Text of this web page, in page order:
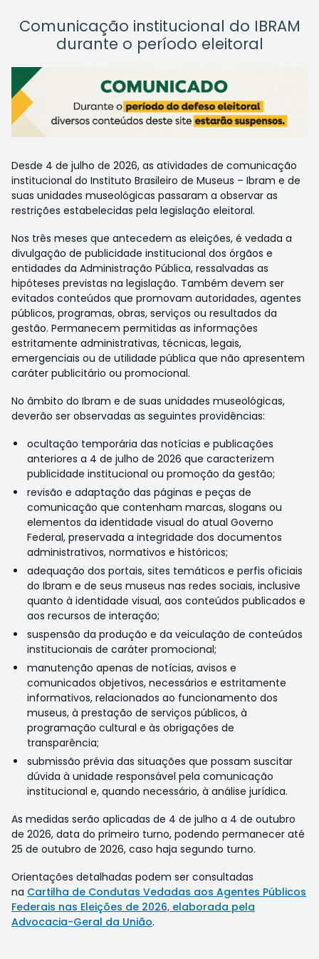
Comunicação institucional do IBRAM
durante o período eleitoral
Desde 4 de julho de 2026, as atividades de comunicação
institucional do Instituto Brasileiro de Museus – Ibram e de
suas unidades museológicas passaram a observar as
restrições estabelecidas pela legislação eleitoral.
Nos três meses que antecedem as eleições, é vedada a
divulgação de publicidade institucional dos órgãos e
entidades da Administração Pública, ressalvadas as
hipóteses previstas na legislação. Também devem ser
evitados conteúdos que promovam autoridades, agentes
públicos, programas, obras, serviços ou resultados da
gestão. Permanecem permitidas as informações
estritamente administrativas, técnicas, legais,
emergenciais ou de utilidade pública que não apresentem
caráter publicitário ou promocional.
No âmbito do Ibram e de suas unidades museológicas,
deverão ser observadas as seguintes providências:
ocultação temporária das notícias e publicações
anteriores a 4 de julho de 2026 que caracterizem
publicidade institucional ou promoção da gestão;
revisão e adaptação das páginas e peças de
comunicação que contenham marcas, slogans ou
elementos da identidade visual do atual Governo
Federal, preservada a integridade dos documentos
administrativos, normativos e históricos;
adequação dos portais, sites temáticos e perfis oficiais
do Ibram e de seus museus nas redes sociais, inclusive
quanto à identidade visual, aos conteúdos publicados e
aos recursos de interação;
suspensão da produção e da veiculação de conteúdos
institucionais de caráter promocional;
manutenção apenas de notícias, avisos e
comunicados objetivos, necessários e estritamente
informativos, relacionados ao funcionamento dos
museus, à prestação de serviços públicos, à
programação cultural e às obrigações de
transparência;
submissão prévia das situações que possam suscitar
dúvida à unidade responsável pela comunicação
institucional e, quando necessário, à análise jurídica.
As medidas serão aplicadas de 4 de julho a 4 de outubro
de 2026, data do primeiro turno, podendo permanecer até
25 de outubro de 2026, caso haja segundo turno.
Orientações detalhadas podem ser consultadas
na Cartilha de Condutas Vedadas aos Agentes Públicos
Federais nas Eleições de 2026, elaborada pela
Advocacia-Geral da União.